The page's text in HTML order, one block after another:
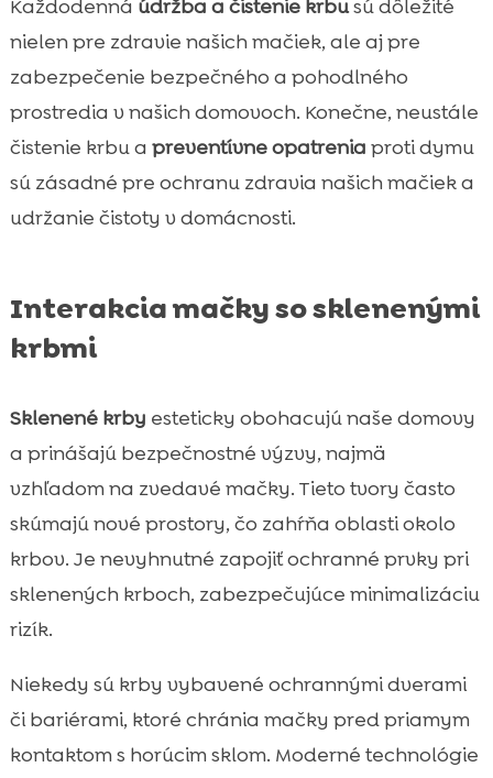
Každodenná údržba a čistenie krbusú dôležité
nielen pre zdravie našich mačiek, ale aj pre
zabezpečenie bezpečného a pohodlného
prostredia v našich domovoch. Konečne, neustále
čistenie krbu a preventívne opatrenia proti dymu
sú zásadné pre ochranu zdravia našich mačiek a
udržanie čistoty v domácnosti.
Interakcia mačky so sklenenými
krbmi
Sklenené krby esteticky obohacujú naše domovy
a prinášajú bezpečnostné výzvy, najmä
vzhľadom na zvedavé mačky. Tieto tvory často
skúmajú nové prostory, čo zahŕňa oblasti okolo
krbov. Je nevyhnutné zapojiť ochranné prvky pri
sklenených krboch, zabezpečujúce minimalizáciu
rizík.
Niekedy sú krby vybavené ochrannými dverami
či bariérami, ktoré chránia mačky pred priamym
kontaktom s horúcim sklom. Moderné technológie